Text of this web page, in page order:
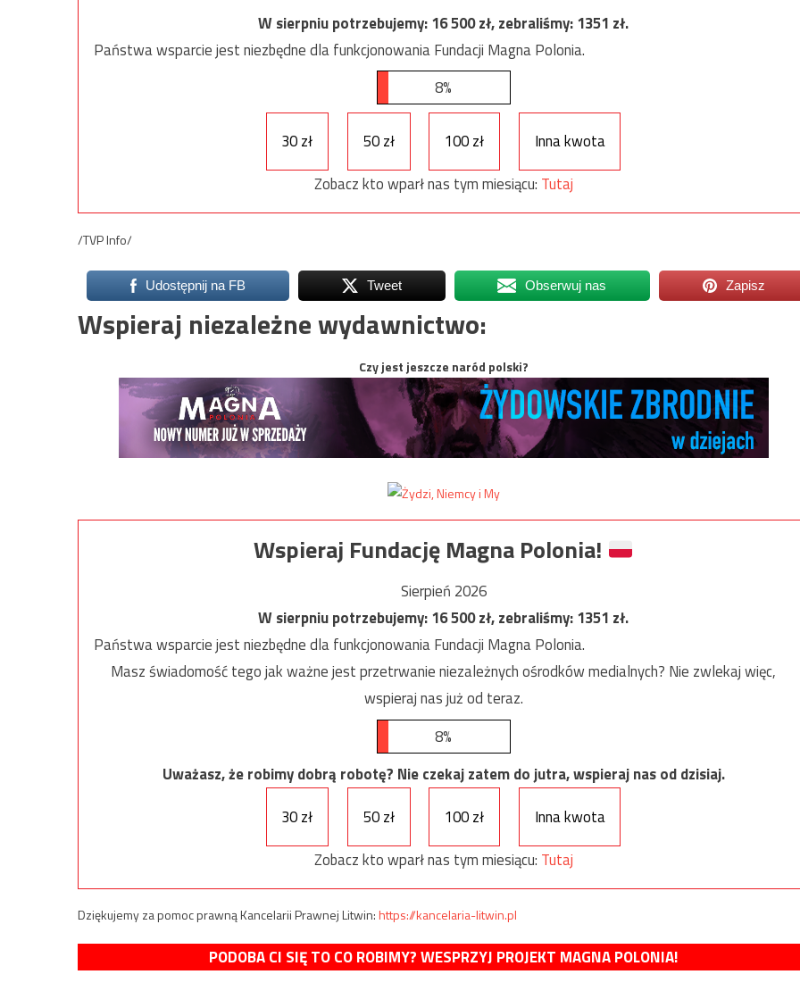
W sierpniu potrzebujemy:16 500zł, zebraliśmy:1351 zł.
Państwa wsparcie jest niezbędne dla funkcjonowania Fundacji Magna Polonia.
8%
30 zł 50 zł 100 zł
Inna kwota
Zobacz kto wparł nas tym miesiącu: Tutaj
/TVP Info/
Udostępnij na FB Tweet Obserwuj nas Zapisz
Wspieraj niezależne wydawnictwo:
Czy jest jeszcze naród polski?
Wspieraj Fundację Magna Polonia!
Sierpień 2026
W sierpniu potrzebujemy:16 500zł, zebraliśmy:1351 zł.
Państwa wsparcie jest niezbędne dla funkcjonowania Fundacji Magna Polonia.
Masz świadomość tego jak ważne jest przetrwanie niezależnych ośrodków medialnych? Nie zwlekaj więc,
wspieraj nas już od teraz.
8%
Uważasz, że robimy dobrą robotę? Nie czekaj zatem do jutra, wspieraj nas od dzisiaj.
30 zł
50 zł 100 zł
Inna kwota
Zobacz kto wparł nas tym miesiącu: Tutaj
Dziękujemy za pomoc prawną Kancelarii Prawnej Litwin:https://kancelaria-litwin.pl
PODOBA CI SIĘ TO CO ROBIMY? WESPRZYJ PROJEKT MAGNA POLONIA!